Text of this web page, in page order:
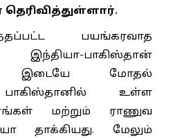
தெரிவித்துள்ளார்.
பயங்கரவாத
இந்தியா-பாகிஸ்தான்
இடையே மோதல்
பாகிஸ்தானில் உள்ள
மற்றும் ராணுவ
தாக்கியது. மேலும்